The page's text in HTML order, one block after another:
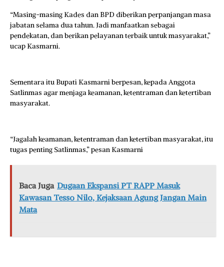
“Masing-masing Kades dan BPD diberikan perpanjangan masa
jabatan selama dua tahun. Jadi manfaatkan sebagai
pendekatan, dan berikan pelayanan terbaik untuk masyarakat,”
ucap Kasmarni.
Sementara itu Bupati Kasmarni berpesan, kepada Anggota
Satlinmas agar menjaga keamanan, ketentraman dan ketertiban
masyarakat.
“Jagalah keamanan, ketentraman dan ketertiban masyarakat, itu
tugas penting Satlinmas,” pesan Kasmarni
Baca Juga Dugaan Ekspansi PT RAPP Masuk
Kawasan Tesso Nilo, Kejaksaan Agung Jangan Main
Mata